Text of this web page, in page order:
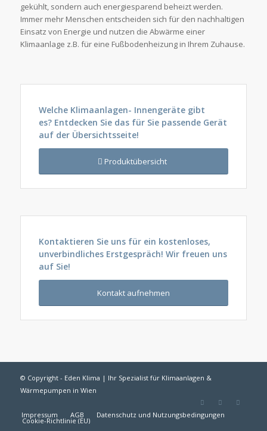
gekühlt, sondern auch energiesparend beheizt werden.
Immer mehr Menschen entscheiden sich für den nachhaltigen
Einsatz von Energie und nutzen die Abwärme einer
Klimaanlage z.B. für eine Fußbodenheizung in Ihrem Zuhause.
Welche Klimaanlagen- Innengeräte gibt
es? Entdecken Sie das für Sie passende Gerät
auf der Übersichtsseite!
Produktübersicht
Kontaktieren Sie uns für ein kostenloses,
unverbindliches Erstgespräch! Wir freuen uns
auf Sie!
Kontakt aufnehmen
© Copyright - Eden Klima | Ihr Spezialist für Klimaanlagen &
Wärmepumpen in Wien
Impressum AGB Datenschutz und Nutzungsbedingungen
Cookie-Richtlinie (EU)